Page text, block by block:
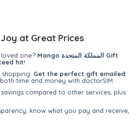
at Great Prices
one? Mango المملكة المتحدة Gift
hit!
Get the perfect gift emailed
time and money with doctorSIM.
compared to other services, plus
know what you pay and receive,